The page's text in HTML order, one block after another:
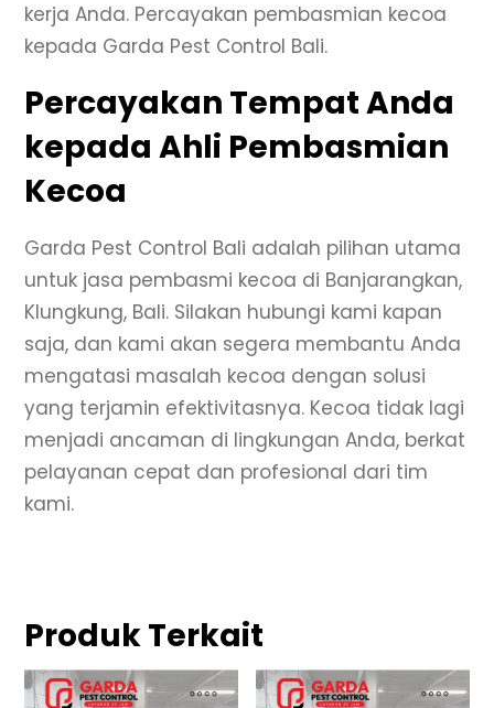
kerja Anda. Percayakan pembasmian kecoa
kepada Garda Pest Control Bali.
Percayakan Tempat Anda
kepada Ahli Pembasmian
Kecoa
Garda Pest Control Bali adalah pilihan utama
untuk jasa pembasmi kecoa di Banjarangkan,
Klungkung, Bali. Silakan hubungi kami kapan
saja, dan kami akan segera membantu Anda
mengatasi masalah kecoa dengan solusi
yang terjamin efektivitasnya. Kecoa tidak lagi
menjadi ancaman di lingkungan Anda, berkat
pelayanan cepat dan profesional dari tim
kami.
Produk Terkait